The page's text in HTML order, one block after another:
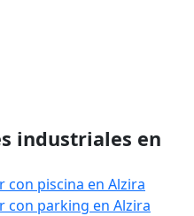
industriales en
con piscina en Alzira
con parking en Alzira